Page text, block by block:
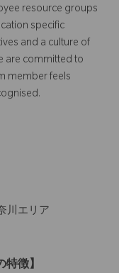
resource groups
specific
and a culture of
are committed to
member feels
川エリア
特徴】